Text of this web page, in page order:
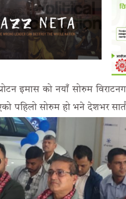
इमास को नयाँ सोरुम
पहिलो सोरुम हो भने देशभर